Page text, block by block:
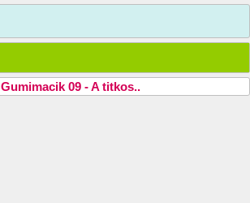
Gumimacik 09 - A titkos..